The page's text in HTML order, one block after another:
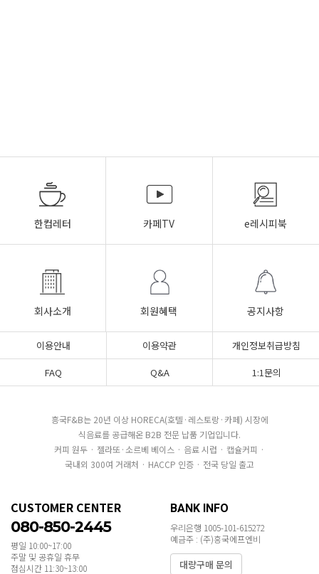
한컵레터 카페TV e레시피북
회사소개 회원혜택 공지사항
이용안내 이용약관
개인정보취급방침
FAQ
Q&A 1:1문의
흥국F&B는 20년 이상 HORECA(호텔·레스토랑·카페) 시장에
식음료를 공급해온 B2B 전문 납품 기업입니다.
커피 원두 · 젤라또·소르베 베이스 · 음료 시럽 · 캡슐커피 ·
국내외 300여 거래처 · HACCP 인증 · 전국 당일 출고
CUSTOMER CENTER
080-850-2445
평일 10:00~17:00
주말 및 공휴일 휴무
점심시간 11:30~13:00
BANK INFO
우리은행 1005-101-615272
예금주 : (주)흥국에프엔비
대량구매 문의